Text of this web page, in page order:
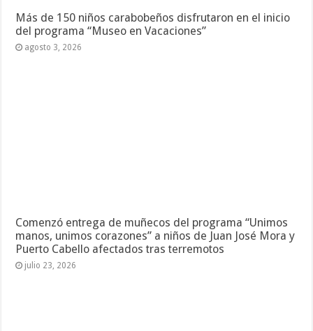
Más de 150 niños carabobeños disfrutaron en el inicio
del programa “Museo en Vacaciones”
agosto 3, 2026
Comenzó entrega de muñecos del programa “Unimos
manos, unimos corazones” a niños de Juan José Mora y
Puerto Cabello afectados tras terremotos
julio 23, 2026